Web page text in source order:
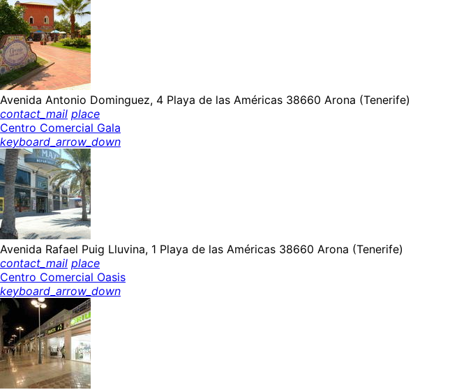
Avenida Antonio Dominguez, 4 Playa de las Américas 38660 Arona (Tenerife)
contact_mail place
Centro Comercial Gala
keyboard_arrow_down
Avenida Rafael Puig Lluvina, 1 Playa de las Américas 38660 Arona (Tenerife)
contact_mail place
Centro Comercial Oasis
keyboard_arrow_down